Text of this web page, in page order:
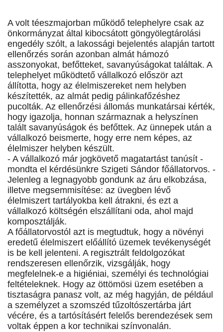
A volt téeszmajorban működő telephelyre csak az
önkormányzat által kibocsátott göngyölegtárolási
engedély szólt, a lakossági bejelentés alapján tartott
ellenőrzés során azonban almát hámozó
asszonyokat, befőtteket, savanyúságokat találtak. A
telephelyet működtető vállalkozó először azt
állította, hogy az élelmiszereket nem helyben
készítették, az almát pedig pálinkafőzéshez
pucolták. Az ellenőrzési állomás munkatársai kérték,
hogy igazolja, honnan származnak a helyszínen
talált savanyúságok és befőttek. Az ünnepek után a
vállalkozó beismerte, hogy erre nem képes, az
élelmiszer helyben készült.
- A vállalkozó már jogkövető magatartást tanúsít -
mondta el kérdésünkre Szigeti Sándor főállatorvos. -
Jelenleg a legnagyobb gondunk az áru elkobzása,
illetve megsemmisítése: az üvegben lévő
élelmiszert tartályokba kell átrakni, és ezt a
vállalkozó költségén elszállítani oda, ahol majd
komposztálják.
A főállatorvostól azt is megtudtuk, hogy a növényi
eredetű élelmiszert előállító üzemek tevékenységét
is be kell jelenteni. A regisztrált feldolgozókat
rendszeresen ellenőrzik, vizsgálják, hogy
megfelelnek-e a higiéniai, személyi és technológiai
feltételeknek. Hogy az öttömösi üzem esetében a
tisztaságra panasz volt, az még hagyján, de például
a személyzet a szomszéd tűzoltószertárba járt
vécére, és a tartósításért felelős berendezések sem
voltak éppen a kor technikai színvonalán.